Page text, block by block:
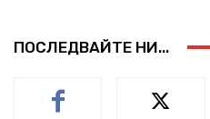
ПОСЛЕДВАЙТЕ НИ...